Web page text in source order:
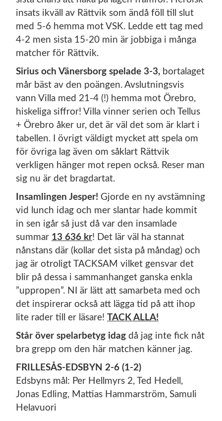
insats ikväll av Rättvik som ändå föll till slut
med 5-6 hemma mot VSK. Ledde ett tag med
4-2 men sista 15-20 min är jobbiga i många
matcher för Rättvik.
Sirius och Vänersborg spelade 3-3, bortalaget
mår bäst av den poängen. Avslutningsvis
vann Villa med 21-4 (!) hemma mot Örebro,
hiskeliga siffror! Villa vinner serien och Tellus
+ Örebro åker ur, det är väl det som är klart i
tabellen. I övrigt väldigt mycket att spela om
för övriga lag även om såklart Rättvik
verkligen hänger mot repen också. Reser man
sig nu är det bragdartat.
Insamlingen Jesper! Gjorde en ny avstämning
vid lunch idag och mer slantar hade kommit
in sen igår så just då var den insamlade
summar 13 636 kr! Det lär väl ha stannat
nånstans där (kollar det sista på måndag) och
jag är otroligt TACKSAM vilket gensvar det
blir på dessa i sammanhanget ganska enkla
”uppropen”. NI är lätt att samarbeta med och
det inspirerar också att lägga tid på att ihop
lite rader till er läsare! TACK ALLA!
Står över spelarbetyg idag då jag inte fick nåt
bra grepp om den här matchen känner jag.
FRILLESÅS-EDSBYN 2-6 (1-2)
Edsbyns mål: Per Hellmyrs 2, Ted Hedell,
Jonas Edling, Mattias Hammarström, Samuli
Helavuori